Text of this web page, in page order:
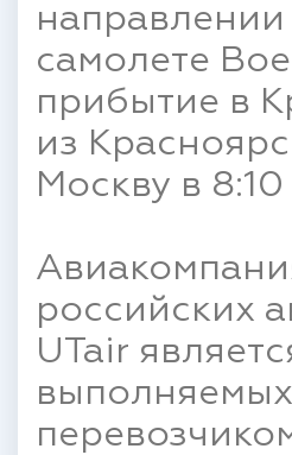
самолете
прибытие в
из
Москву в 8:10
российских
UTair